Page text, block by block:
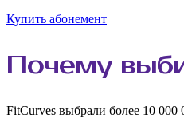
Купить абонемент
Почему
FitCurves выбрали более 10